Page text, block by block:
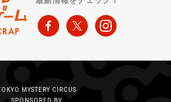
TOKYO MYSTERY CIRCUS